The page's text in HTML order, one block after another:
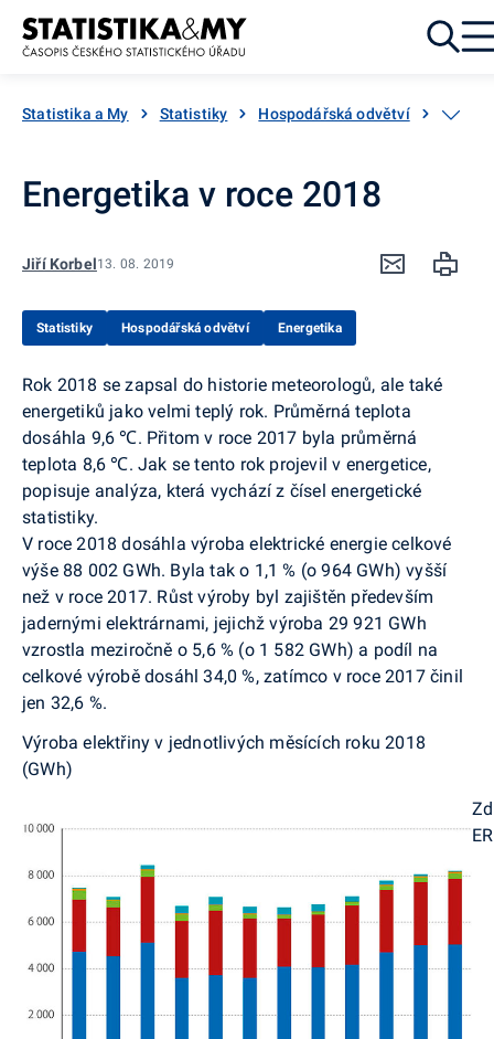
Přejít k obsahu
Statistika a My Statistiky Hospodářská odvětví
Energetika v roce 2018
Jiří Korbel13. 08. 2019
Statistiky Hospodářská odvětví Energetika
Rok 2018 se zapsal do historie meteorologů, ale také
energetiků jako velmi teplý rok. Průměrná teplota
dosáhla 9,6 ℃. Přitom v roce 2017 byla průměrná
teplota 8,6 ℃. Jak se tento rok projevil v energetice,
popisuje analýza, která vychází z čísel energetické
statistiky.
V roce 2018 dosáhla výroba elektrické energie celkové
výše 88 002 GWh. Byla tak o 1,1 % (o 964 GWh) vyšší
než v roce 2017. Růst výroby byl zajištěn především
jadernými elektrárnami, jejichž výroba 29 921 GWh
vzrostla meziročně o 5,6 % (o 1 582 GWh) a podíl na
celkové výrobě dosáhl 34,0 %, zatímco v roce 2017 činil
jen 32,6 %.
Výroba elektřiny v jednotlivých měsících roku 2018
(GWh)